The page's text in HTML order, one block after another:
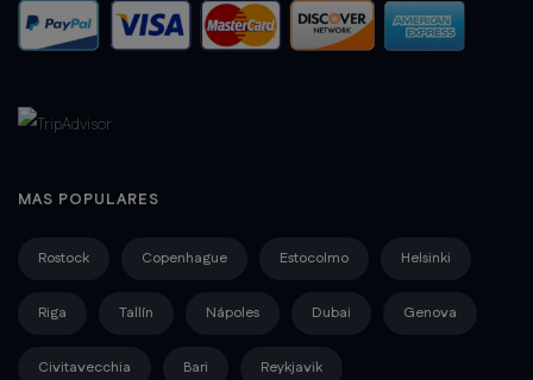
MAS POPULARES
Rostock Copenhague Estocolmo Helsinki
Riga Tallín Nápoles Dubai Genova
Civitavecchia Bari Reykjavik